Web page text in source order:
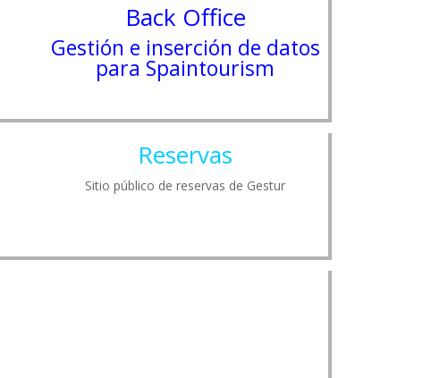
Back Office
Gestión e inserción de datos
para Spaintourism
Reservas
Sitio público de reservas de Gestur